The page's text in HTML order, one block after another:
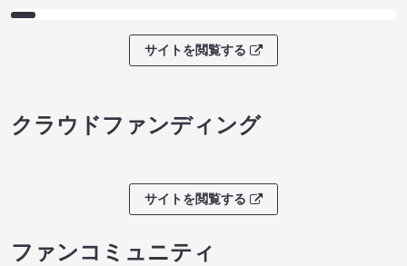
サイトを閲覧する
クラウドファンディング
サイトを閲覧する
ファンコミュニティ